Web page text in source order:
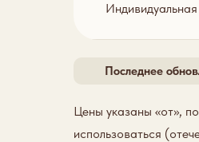
Последнее
Цены указаны «от»,
использоваться